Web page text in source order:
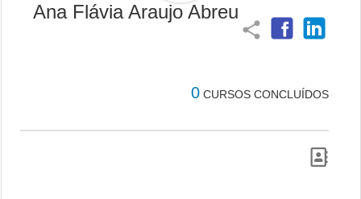
Ana Flávia Araujo Abreu
share
0 CURSOS CONCLUÍDOS